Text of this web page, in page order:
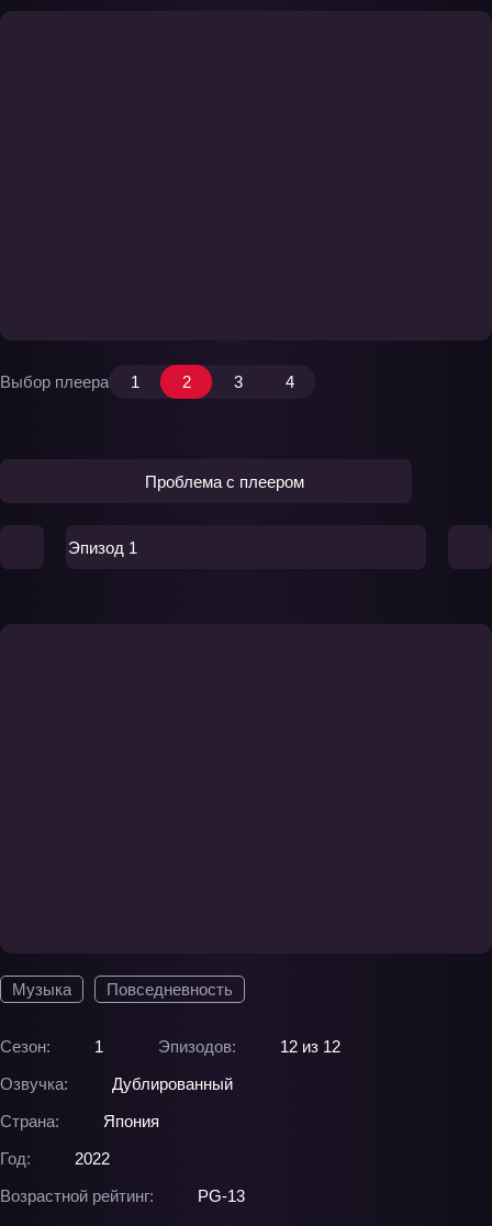
Музыка Повседневность
Сезон: 1 Эпизодов:
12 из 12
Озвучка:
Дублированный
Страна:
Япония
Год:
2022
Возрастной рейтинг:
PG-13
Выбор плеера 1 2 3 4
Проблема с плеером
Эпизод 1